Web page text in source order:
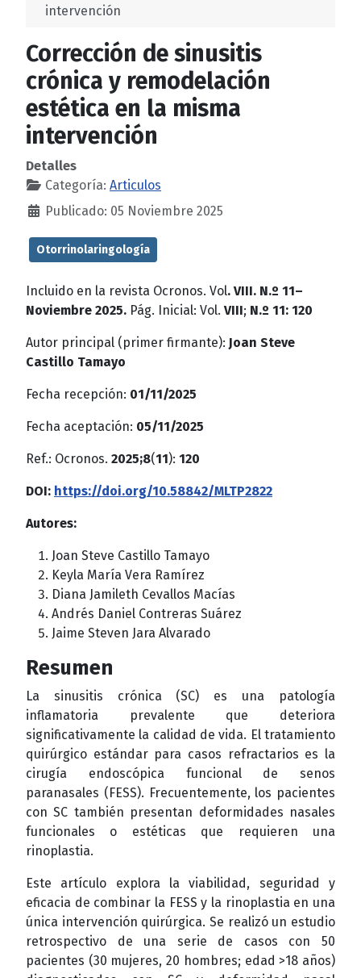
intervención
Corrección de sinusitis
crónica y remodelación
estética en la misma
intervención
Detalles
Categoría: Articulos
Publicado: 05 Noviembre 2025
Otorrinolaringología
Incluido en la revista Ocronos. Vol. VIII. N.º 11–
Noviembre 2025. Pág. Inicial: Vol. VIII; N.º 11: 120
Autor principal (primer firmante): Joan Steve
Castillo Tamayo
Fecha recepción: 01/11/2025
Fecha aceptación: 05/11/2025
Ref.: Ocronos. 2025;8(11): 120
DOI: https://doi.org/10.58842/MLTP2822
Autores:
Joan Steve Castillo Tamayo
Keyla María Vera Ramírez
Diana Jamileth Cevallos Macías
Andrés Daniel Contreras Suárez
Jaime Steven Jara Alvarado
Resumen
La sinusitis crónica (SC) es una patología
inflamatoria prevalente que deteriora
significativamente la calidad de vida. El tratamiento
quirúrgico estándar para casos refractarios es la
cirugía endoscópica funcional de senos
paranasales (FESS). Frecuentemente, los pacientes
con SC también presentan deformidades nasales
funcionales o estéticas que requieren una
rinoplastia.
Este artículo explora la viabilidad, seguridad y
eficacia de combinar la FESS y la rinoplastia en una
única intervención quirúrgica. Se realizó un estudio
retrospectivo de una serie de casos con 50
pacientes (30 mujeres, 20 hombres; edad >18 años)